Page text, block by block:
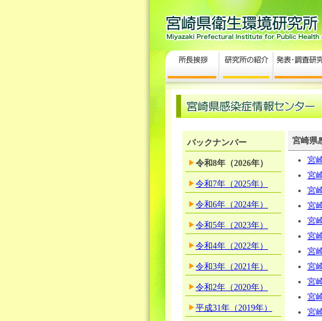
バックナンバー
令和8年（2026年）
令和7年（2025年）
令和6年（2024年）
令和5年（2023年）
令和4年（2022年）
令和3年（2021年）
令和2年（2020年）
平成31年（2019年）
宮崎県
宮
宮
宮
宮
宮
宮
宮
宮
宮
宮
宮